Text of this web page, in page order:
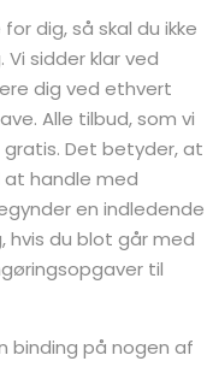
dig, så skal du ikke
sidder klar ved
dig ved ethvert
Alle tilbud, som vi
gratis. Det betyder, at
handle med
en indledende
hvis du blot går med
til
binding på nogen af